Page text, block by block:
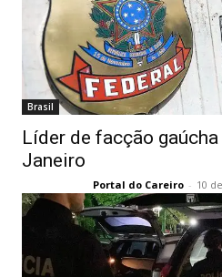
Brasil
Líder de facção
Janeiro
Portal do Careiro - 10